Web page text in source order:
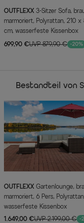
OUTFLEXX
marmoriert, Polyrattan, 210
cm, wasserfeste Kissenbox
699,90 €UVP 879,90 € -20%
Bestandteil von
OUTFLEXX
marmoriert, 6 Pers,
wasserfeste Kissenbox
1.649,00 €UVP 2.199,00 € -